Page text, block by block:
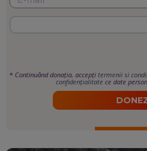
* Continuând donația, accepți termenii si
confidențialitate ce date